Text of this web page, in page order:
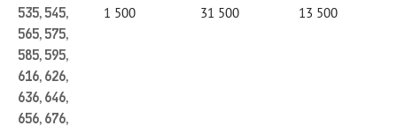
535, 545,
565, 575,
585, 595,
616, 626,
636, 646,
656, 676,
1 500 31 500 13 500